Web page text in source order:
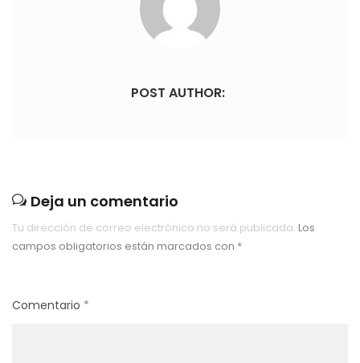
POST AUTHOR:
Deja un comentario
Tu dirección de correo electrónico no será publicada. Los
campos obligatorios están marcados con *
Comentario *